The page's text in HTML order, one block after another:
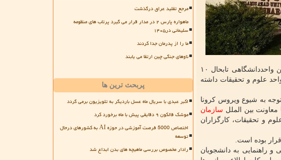
های پسادکتری، فرصت های مطالعاتی، ایجاد شرکت های دانش بنیان و غیره در حال انجام می باشد که در نتیجه این واحددانشگاهی تابحال ۱۰
غیرمقیم در واحد علوم و تحقیقات داشته
و گفت: باتوجه به شیوع ویروس کرونا
بین الملل سازمان
و تحقیقات، کارگزاران
بوده است.
و راهنمایی به دانشجویان
مرجع تقلید عراق درگذشت
ماهواره پارس ۲ در مدار قرار می گیرد پرتاب های منظومه
سلیمانی در۱۴۰۵
ما را از پدرمان جدا کردند
ناوهای جنگی چین ارتقا می یابند
پربحث ترین ها
اکبر عبدی با سریال ماه عسل باردیگر به تلویزیون برمی گردد
موشک فالکون ۹ دقایقی پیش با ماه برخورد کرد
اختصاص 5000 فرصت آموزشی در حوزه AI به کشورهای درحال
توسعه
رادار مخصوص بررسی ماهیچه های بدن ابداع شد